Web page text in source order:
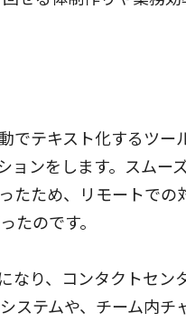
テキスト化するツー
ンをします。スムー
たため、リモートでの
たのです。
り、コンタクトセン
テムや、チーム内チ